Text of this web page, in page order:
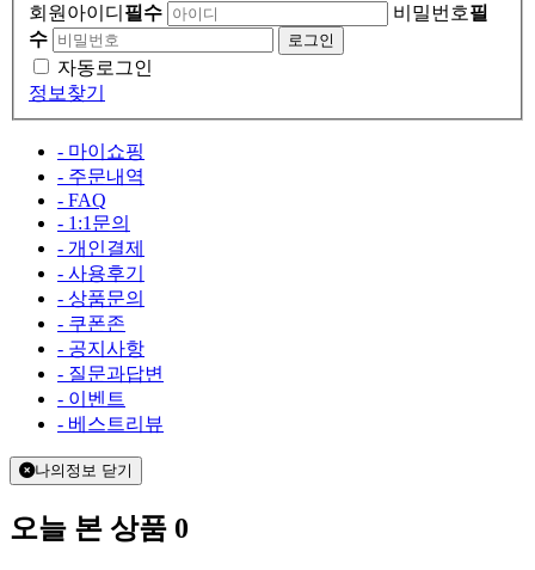
회원아이디 필수 비밀번호필
수
자동로그인
정보찾기
- 마이쇼핑
- 주문내역
- FAQ
- 1:1문의
- 개인결제
- 사용후기
- 상품문의
- 쿠폰존
- 공지사항
- 질문과답변
- 이벤트
- 베스트리뷰
나의정보 닫기
오늘 본 상품 0